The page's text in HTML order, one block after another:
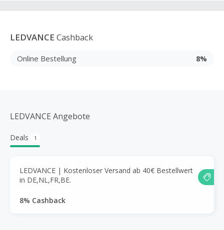
LEDVANCE Cashback
Online Bestellung 8%
LEDVANCE Angebote
Deals 1
LEDVANCE | Kostenloser Versand ab 40€ Bestellwert
in DE,NL,FR,BE.
8% Cashback